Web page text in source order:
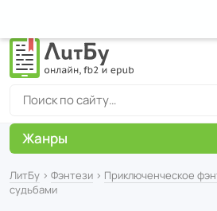
ЛитБу › Фэнтези › Приключенческое
судьбами
Жанры